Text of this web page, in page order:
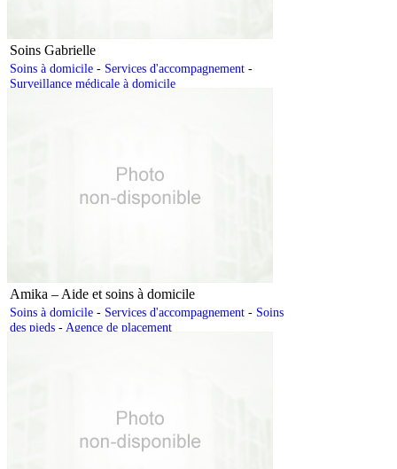
Soins Gabrielle
Soins à domicile - Services d'accompagnement -
Surveillance médicale à domicile
Amika – Aide et soins à domicile
Soins à domicile - Services d'accompagnement - Soins
des pieds - Agence de placement